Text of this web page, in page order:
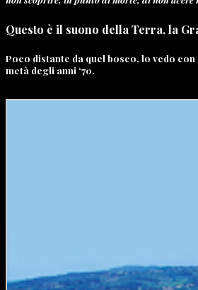
Questo è il suono della Terra, la
Poco distante da quel bosco, lo vedo
metà degli anni ‘70.